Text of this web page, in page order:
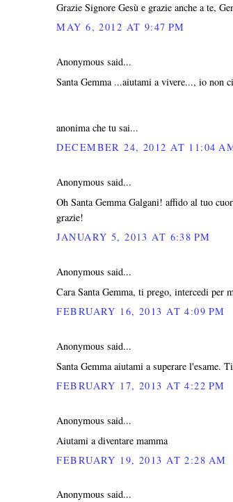
Grazie Signore Gesù e grazie anche a te,
MAY 6, 2012 AT 9:47 PM
Anonymous said...
Santa Gemma ...aiutami a vivere..., io non
anonima che tu sai...
DECEMBER 24, 2012 AT 11:04
Anonymous said...
Oh Santa Gemma Galgani! affido al tuo
grazie!
JANUARY 5, 2013 AT 6:38 PM
Anonymous said...
Cara Santa Gemma, ti prego, intercedi per
FEBRUARY 16, 2013 AT 4:09 PM
Anonymous said...
Santa Gemma aiutami a superare l'esame.
FEBRUARY 17, 2013 AT 4:22 PM
Anonymous said...
Aiutami a diventare mamma
FEBRUARY 19, 2013 AT 2:28 AM
Anonymous said...